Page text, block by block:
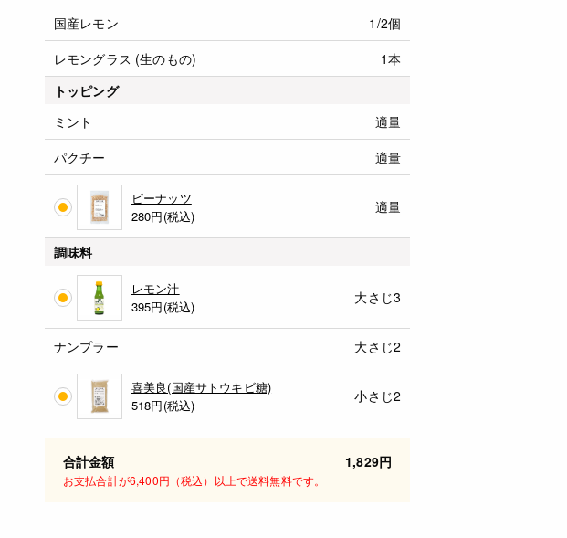
国産レモン
1/2個
レモングラス (生のもの)
1本
トッピング
ミント
適量
パクチー
適量
ピーナッツ
280円(税込)
適量
調味料
レモン汁
395円(税込)
大さじ3
ナンプラー 大さじ2
喜美良(国産サトウキビ糖)
518円(税込)
小さじ2
合計金額 1,829円
お支払合計が6,400円（税込）以上で送料無料です。